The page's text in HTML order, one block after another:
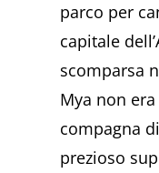
parco per
capitale
scomparsa
Mya non
compagna
prezioso